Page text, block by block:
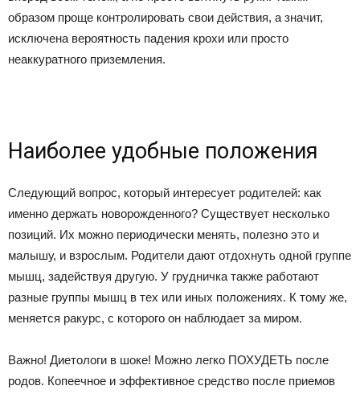
образом проще контролировать свои действия, а значит,
исключена вероятность падения крохи или просто
неаккуратного приземления.
Наиболее удобные положения
Следующий вопрос, который интересует родителей: как
именно держать новорожденного? Существует несколько
позиций. Их можно периодически менять, полезно это и
малышу, и взрослым. Родители дают отдохнуть одной группе
мышц, задействуя другую. У грудничка также работают
разные группы мышц в тех или иных положениях. К тому же,
меняется ракурс, с которого он наблюдает за миром.
Важно! Диетологи в шоке! Можно легко ПОХУДЕТЬ после
родов. Копеечное и эффективное средство после приемов